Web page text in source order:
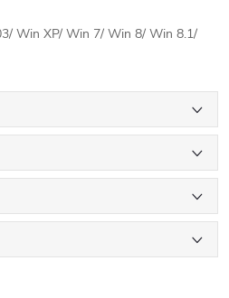
Win XP/ Win 7/ Win 8/ Win 8.1/